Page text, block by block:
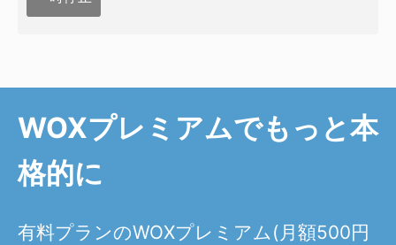
WOXプレミアムでもっと本
格的に
有料プランのWOXプレミアム(月額500円